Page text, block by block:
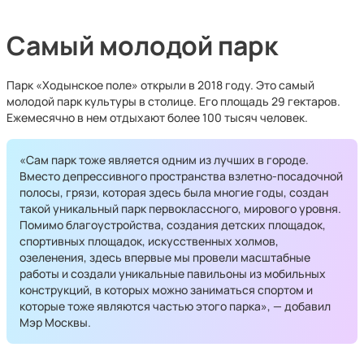
Самый молодой парк
Парк «Ходынское поле» открыли в 2018 году. Это самый
молодой парк культуры в столице. Его площадь 29 гектаров.
Ежемесячно в нем отдыхают более 100 тысяч человек.
«Сам парк тоже является одним из лучших в городе.
Вместо депрессивного пространства взлетно-посадочной
полосы, грязи, которая здесь была многие годы, создан
такой уникальный парк первоклассного, мирового уровня.
Помимо благоустройства, создания детских площадок,
спортивных площадок, искусственных холмов,
озеленения, здесь впервые мы провели масштабные
работы и создали уникальные павильоны из мобильных
конструкций, в которых можно заниматься спортом и
которые тоже являются частью этого парка», — добавил
Мэр Москвы.